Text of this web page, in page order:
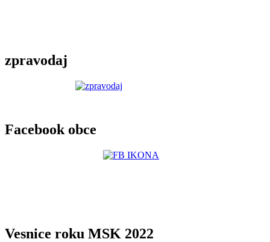
zpravodaj
Facebook obce
Vesnice roku MSK 2022